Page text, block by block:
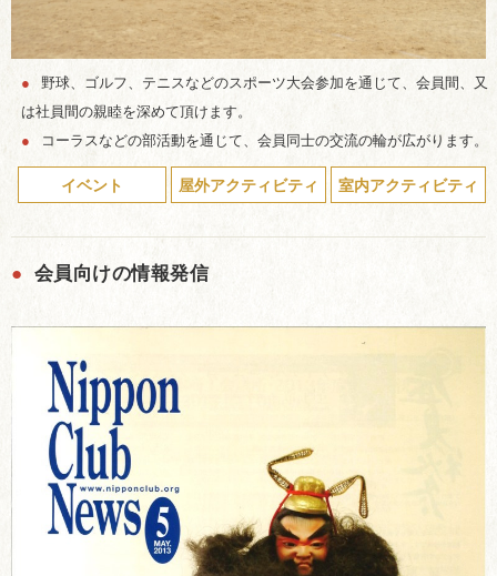
●
野球、ゴルフ、テニスなどのスポーツ大会参加を通じて、会員間、又
は社員間の親睦を深めて頂けます。
●
コーラスなどの部活動を通じて、会員同士の交流の輪が広がります。
イベント 屋外アクティビティ 室内アクティビティ
● 会員向けの情報発信